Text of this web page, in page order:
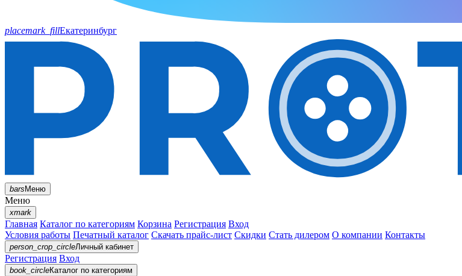
placemark_fillЕкатеринбург
barsМеню
Меню
xmark
Главная Каталог по категориям Корзина Регистрация Вход
Условия работы Печатный каталог Скачать прайс-лист Скидки Стать дилером О компании Контакты
person_crop_circleЛичный кабинет
Регистрация Вход
book_circleКаталог по категориям